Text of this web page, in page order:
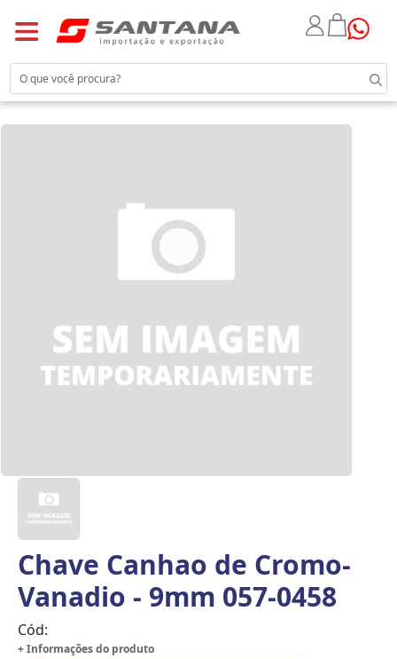
Chave Canhao de Cromo-
Vanadio - 9mm 057-0458
Cód:
+ Informações do produto